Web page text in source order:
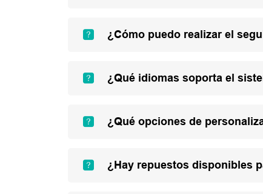
¿Cómo puedo realizar el
¿Qué idiomas soporta el
¿Qué opciones de
¿Hay repuestos disponibles